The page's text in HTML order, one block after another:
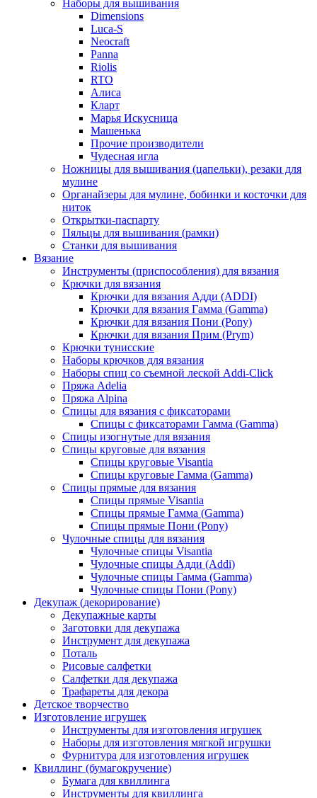
Наборы для вышивания
Dimensions
Luca-S
Neocraft
Panna
Riolis
RTO
Алиса
Кларт
Марья Искусница
Машенька
Прочие производители
Чудесная игла
Ножницы для вышивания (цапельки), резаки для
мулине
Органайзеры для мулине, бобинки и косточки для
ниток
Открытки-паспарту
Пяльцы для вышивания (рамки)
Станки для вышивания
Вязание
Инструменты (приспособления) для вязания
Крючки для вязания
Крючки для вязания Адди (ADDI)
Крючки для вязания Гамма (Gamma)
Крючки для вязания Пони (Pony)
Крючки для вязания Прим (Prym)
Крючки тунисские
Наборы крючков для вязания
Наборы спиц со съемной леской Addi-Click
Пряжа Adelia
Пряжа Alpina
Спицы для вязания с фиксаторами
Спицы с фиксаторами Гамма (Gamma)
Спицы изогнутые для вязания
Спицы круговые для вязания
Спицы круговые Visantia
Спицы круговые Гамма (Gamma)
Спицы прямые для вязания
Спицы прямые Visantia
Спицы прямые Гамма (Gamma)
Спицы прямые Пони (Pony)
Чулочные спицы для вязания
Чулочные спицы Visantia
Чулочные спицы Адди (Addi)
Чулочные спицы Гамма (Gamma)
Чулочные спицы Пони (Pony)
Декупаж (декорирование)
Декупажные карты
Заготовки для декупажа
Инструмент для декупажа
Поталь
Рисовые салфетки
Салфетки для декупажа
Трафареты для декора
Детское творчество
Изготовление игрушек
Инструменты для изготовления игрушек
Наборы для изготовления мягкой игрушки
Фурнитура для изготовления игрушек
Квиллинг (бумагокручение)
Бумага для квиллинга
Инструменты для квиллинга